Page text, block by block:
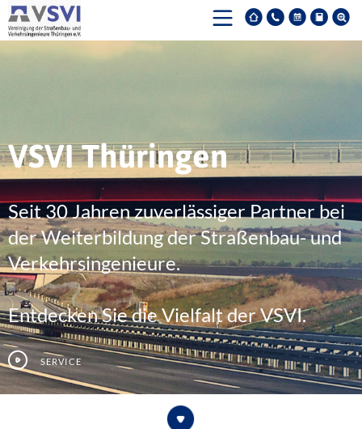
VSVI Thüringen
Seit 30 Jahren zuverlässiger Partner bei
der Weiterbildung der Straßenbau- und
Verkehrsingenieure.
Entdecken Sie die Vielfalt der VSVI.
Service